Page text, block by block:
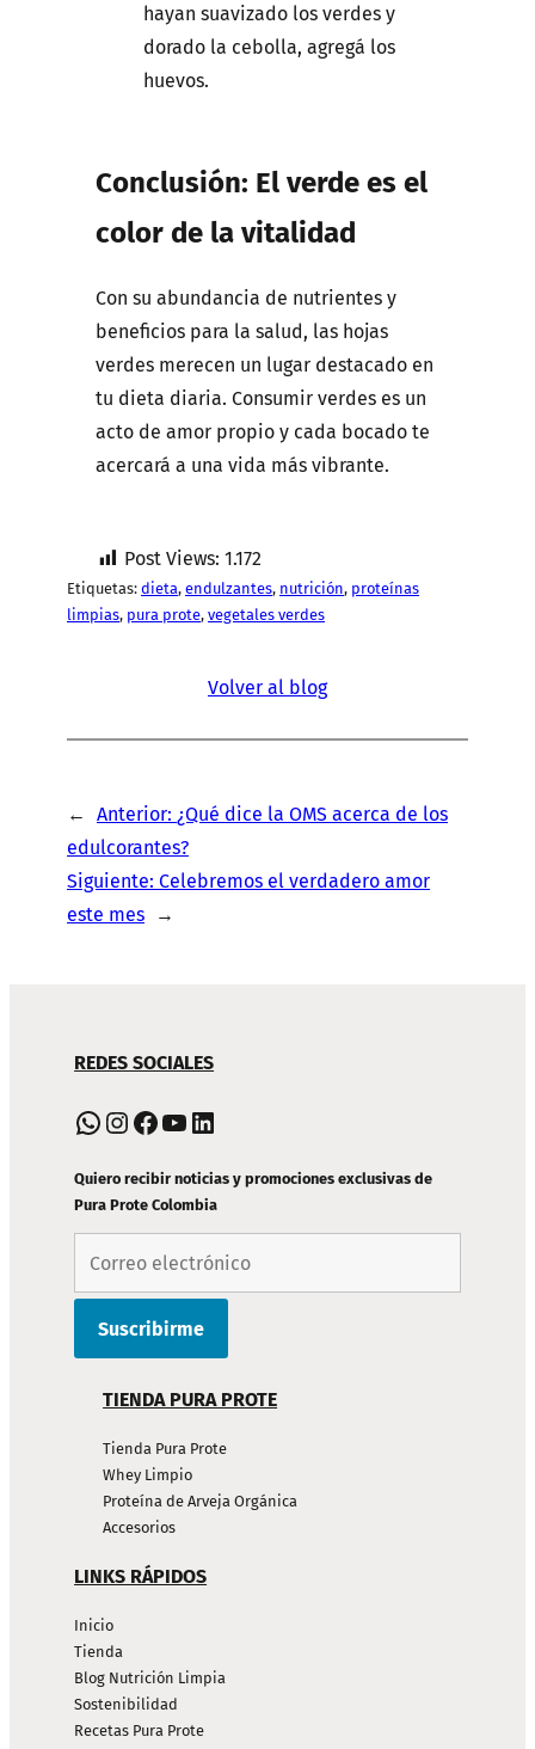
hayan suavizado los verdes y
dorado la cebolla, agregá los
huevos.
Conclusión: El verde es el
color de la vitalidad
Con su abundancia de nutrientes y
beneficios para la salud, las hojas
verdes merecen un lugar destacado en
tu dieta diaria. Consumir verdes es un
acto de amor propio y cada bocado te
acercará a una vida más vibrante.
Post Views: 1.172
Etiquetas: dieta, endulzantes, nutrición, proteínas
limpias, pura prote, vegetales verdes
Volver al blog
← Anterior: ¿Qué dice la OMS acerca de los
edulcorantes?
Siguiente: Celebremos el verdadero amor
este mes
→
DE
PIE
PÁGINA
REDES SOCIALES
WhatsApp Instagram Facebook YouTube LinkedIn
Quiero recibir noticias y promociones exclusivas de
Pura Prote Colombia
TIENDA PURA PROTE
Tienda Pura Prote
Whey Limpio
Proteína de Arveja Orgánica
Accesorios
LINKS RÁPIDOS
Inicio
Tienda
Blog Nutrición Limpia
Sostenibilidad
Recetas Pura Prote